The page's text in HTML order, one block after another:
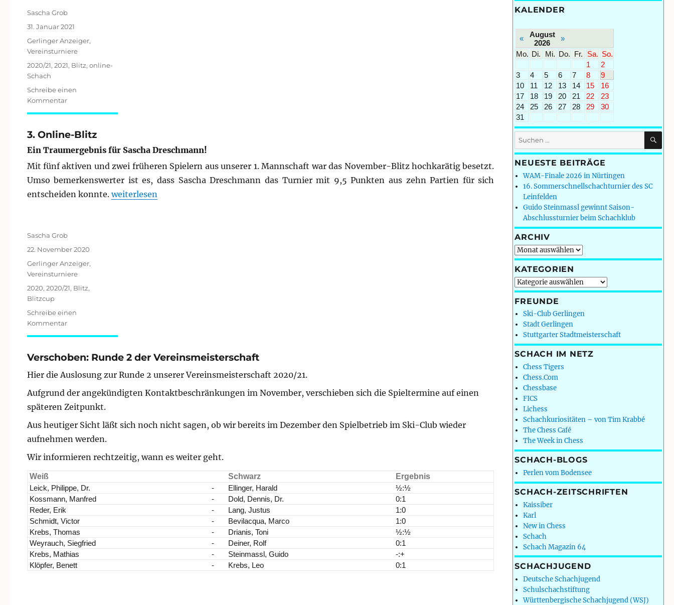
Autor
Sascha Grob
Veröffentlicht
am
31. Januar 2021
Kategorien
Gerlinger Anzeiger,
Vereinsturniere
Schlagwörter
2020/21, 2021, Blitz, online-
Schach
Schreibe einen
Kommentarzu
5.
Blitzturnier
3. Online-Blitz
Ein Traumergebnis für Sascha Dreschmann!
Mit fünf aktiven und zwei früheren Spielern aus unserer 1. Mannschaft war das November-Blitz hochkarätig besetzt.
Umso bemerkenswerter ist es, dass Sascha Dreschmann das Turnier mit 9,5 Punkten aus zehn Partien für sich
entscheiden konnte.„3. Online-Blitz“
weiterlesen
Autor
Sascha Grob
Veröffentlicht
22. November 2020
Kategorien
Gerlinger Anzeiger,
Vereinsturniere
Schlagwörter
2020, 2020/21, Blitz,
Blitzcup
Schreibe einen
Kommentarzu
Blitz
Verschoben: Runde 2 der Vereinsmeisterschaft
Hier die Auslosung zur Runde 2 unserer Vereinsmeisterschaft 2020/21.
Aufgrund der angekündigten Kontaktbeschränkungen im November, verschieben sich die Spieltermine auf einen
späteren Zeitpunkt.
Aus heutiger Sicht läßt sich noch nicht sagen, ob wir bereits im Dezember den Spielbetrieb im Ski-Club wieder
aufnehmen werden.
Wir informieren rechtzeitig, wann es weiter geht.
Weiß Schwarz
Ergebnis
Leick, Philippe, Dr.
- Ellinger, Harald
½:½
Kossmann, Manfred
- Dold, Dennis, Dr.
0:1
Reder, Erik
- Lang, Justus
1:0
Schmidt, Victor
- Bevilacqua, Marco
1:0
Krebs, Thomas
- Drianis, Toni
½:½
Weyrauch, Siegfried
- Deiner, Rolf
0:1
Krebs, Mathias
- Steinmassl, Guido
-:+
Klöpfer, Benett
- Krebs, Leo 0:1
KALENDER
«
August
2026
»
Mo. Di. Mi. Do. Fr. Sa. So.
1
2
3
4 5 6 7 8
9
10
11 12 13 14 15
16
17
18 19 20 21 22
23
24
25 26 27 28 29
30
31
Suchen
nach:
NEUESTE BEITRÄGE
WAM-Finale 2026 in Nürtingen
16. Sommerschnellschachturnier des SC
Leinfelden
Guido Steinmassl gewinnt Saison-
Abschlussturnier beim Schachklub
ARCHIV
Archiv
KATEGORIEN
Kategorien
FREUNDE
Ski-Club Gerlingen
Stadt Gerlingen
Stuttgarter Stadtmeisterschaft
SCHACH IM NETZ
Chess Tigers
Chess.Com
Chessbase
FICS
Lichess
Schachkuriositäten – von Tim Krabbé
The Chess Café
The Week in Chess
SCHACH-BLOGS
Perlen vom Bodensee
SCHACH-ZEITSCHRIFTEN
Kaissiber
Karl
New in Chess
Schach
Schach Magazin 64
SCHACHJUGEND
Deutsche Schachjugend
Schulschachstiftung
Württenbergische Schachjugend (WSJ)